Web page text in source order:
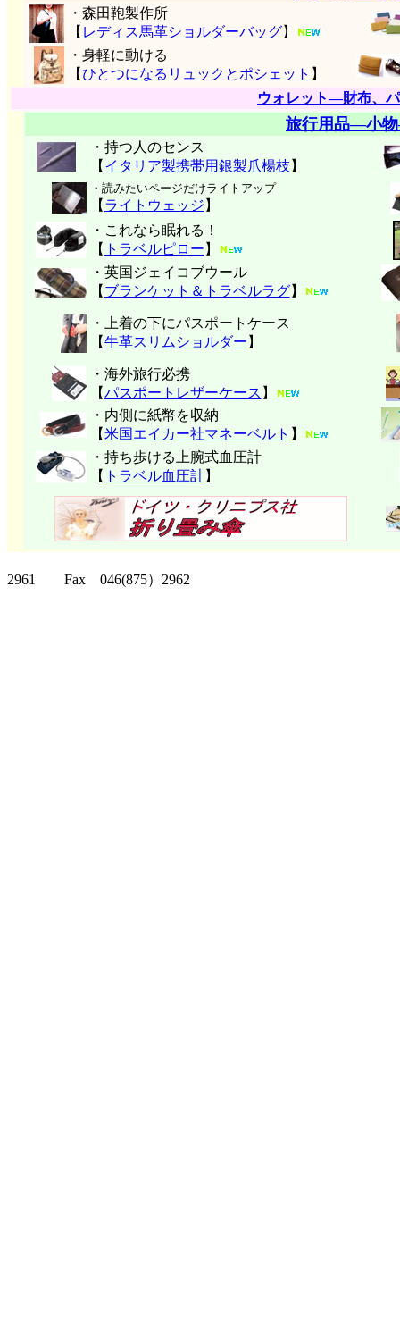
・森田鞄製作所
【 レディス馬革ショルダーバッグ】
・身軽に動ける
【ひとつになるリュックとポシェット 】
ウォレット―財布、
旅行用品―小
・持つ人のセンス
【 イタリア製携帯用銀製爪楊枝 】
・読みたいページだけライトアップ
【 ライトウェッジ 】
・これなら眠れる！
【 トラベルピロー 】
・英国ジェイコブウール
【 ブランケット＆トラベルラグ】
・上着の下にパスポートケース
【牛革スリムショルダー 】
・海外旅行必携
【パスポートレザーケース 】
・内側に紙幣を収納
【米国エイカー社マネーベルト 】
・持ち歩ける上腕式血圧計
【 トラベル血圧計】
2961 Fax 046(875）2962